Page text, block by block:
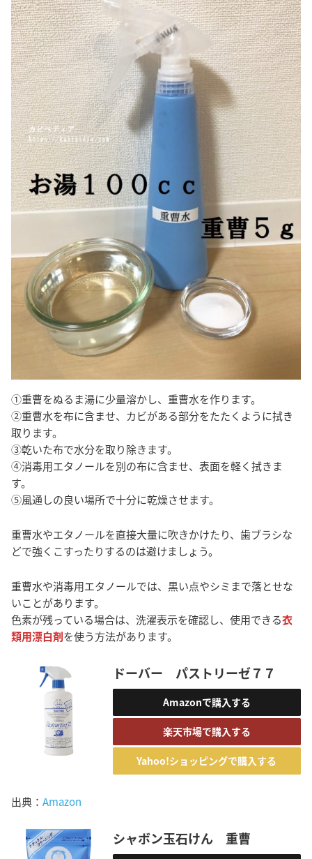
①重曹をぬるま湯に少量溶かし、重曹水を作ります。
②重曹水を布に含ませ、カビがある部分をたたくように拭き
取ります。
③乾いた布で水分を取り除きます。
④消毒用エタノールを別の布に含ませ、表面を軽く拭きま
す。
⑤風通しの良い場所で十分に乾燥させます。
重曹水やエタノールを直接大量に吹きかけたり、歯ブラシな
どで強くこすったりするのは避けましょう。
重曹水や消毒用エタノールでは、黒い点やシミまで落とせな
いことがあります。
色素が残っている場合は、洗濯表示を確認し、使用できる衣
類用漂白剤を使う方法があります。
ドーバー パストリーゼ７７
Amazonで購入する
楽天市場で購入する
Yahoo!ショッピングで購入する
出典： Amazon
シャボン玉石けん 重曹